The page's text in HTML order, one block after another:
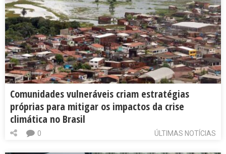
Comunidades vulneráveis criam estratégias
próprias para mitigar os impactos da crise
climática no Brasil
ÚLTIMAS NOTÍCIAS
0